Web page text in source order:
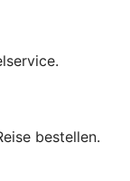
bestellen.